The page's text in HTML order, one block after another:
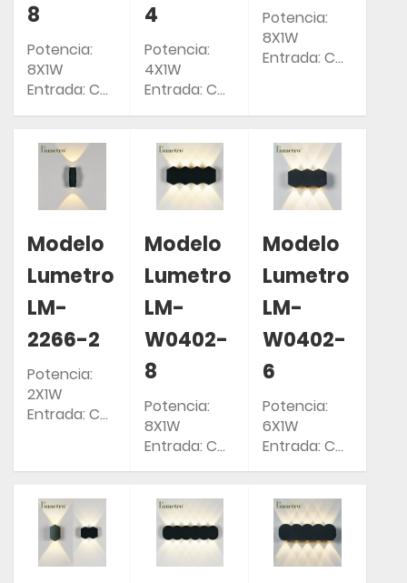
8
Potencia:
8X1W
Entrada: CA
IP: IP54
4
Potencia:
4X1W
Entrada: CA
IP: IP54
Potencia:
8X1W
Entrada: CA
IP: IP54
Modelo
Lumetro
LM-
2266-2
Potencia:
2X1W
Entrada: CA
IP: IP54
Modelo
Lumetro
LM-
W0402-
8
Potencia:
8X1W
Entrada: CA
85-265 V
IP: IP54
Modelo
Lumetro
LM-
W0402-
6
Potencia:
6X1W
Entrada: CA
85-265 V
IP: IP54